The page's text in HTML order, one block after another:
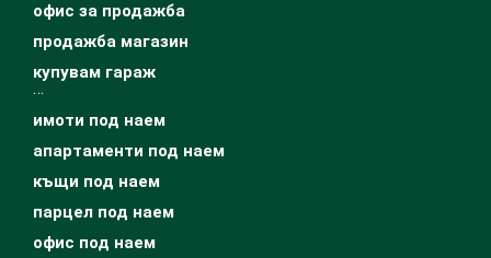
офис за продажба
продажба магазин
купувам гараж
…
имоти под наем
апартаменти под наем
къщи под наем
парцел под наем
офис под наем